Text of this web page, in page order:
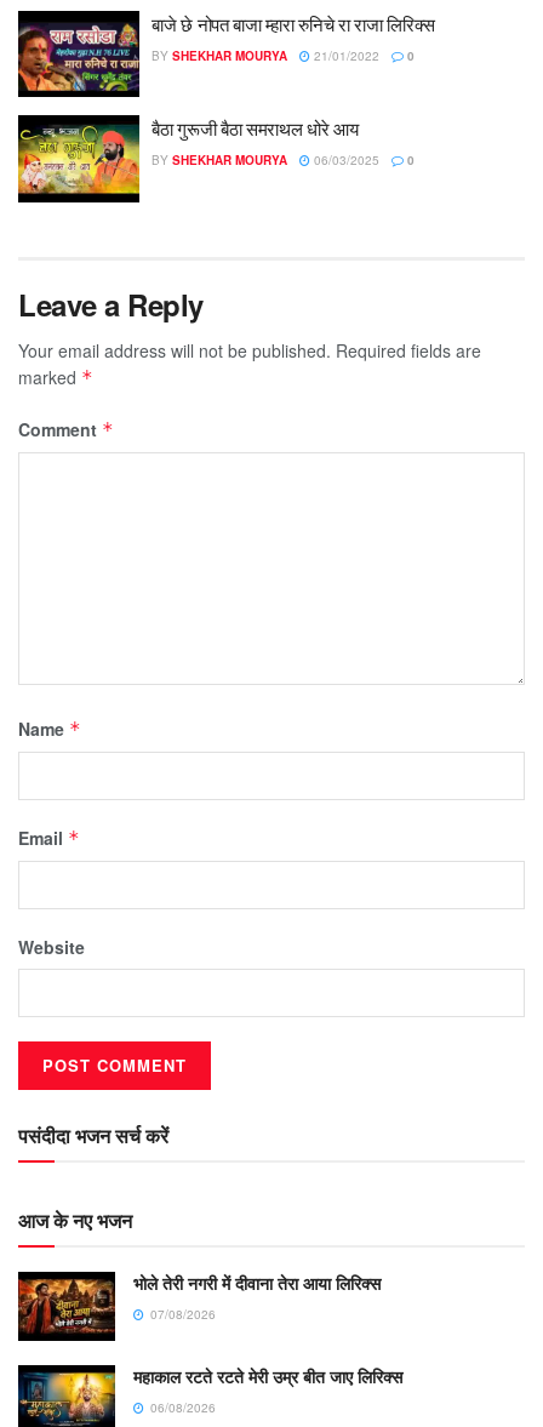
बाजे छे नोपत बाजा म्हारा रुनिचे रा राजा लिरिक्स
BY SHEKHAR MOURYA 21/01/2022 0
बैठा गुरूजी बैठा समराथल धोरे आय
BY SHEKHAR MOURYA 06/03/2025 0
Leave a Reply
Your email address will not be published. Required fields are
marked *
Comment *
Name *
Email *
Website
पसंदीदा भजन सर्च करें
आज के नए भजन
भोले तेरी नगरी में दीवाना तेरा आया लिरिक्स
07/08/2026
महाकाल रटते रटते मेरी उम्र बीत जाए लिरिक्स
06/08/2026